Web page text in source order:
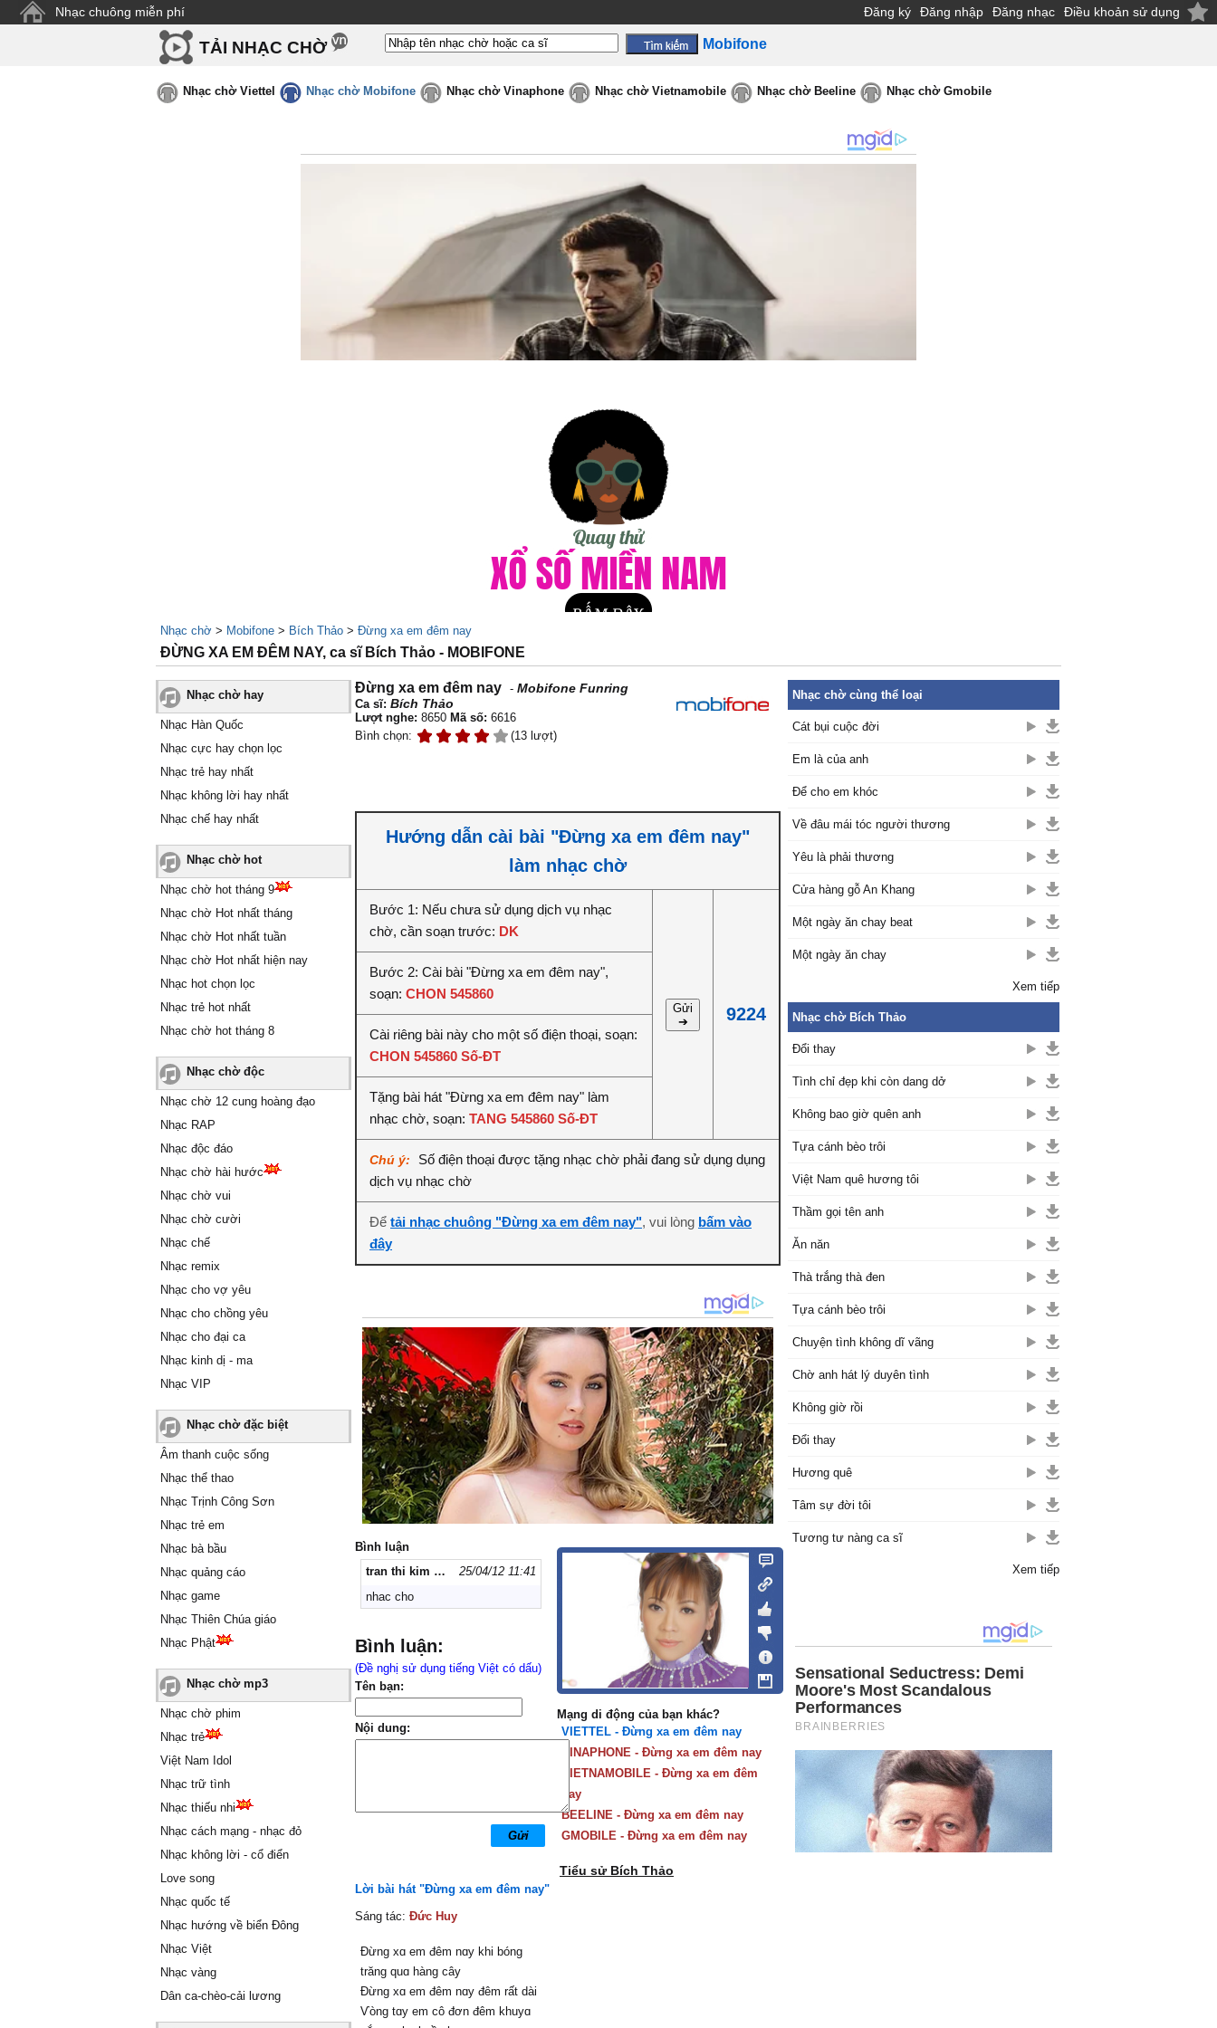
Nhạc chuông miễn phí Đăng ký Đăng nhập Đăng nhạc Điều khoản sử dụng
TẢI NHẠC CHỜ Mobifone
Nhạc chờ Viettel Nhạc chờ Mobifone Nhạc chờ Vinaphone Nhạc chờ Vietnamobile Nhạc chờ Beeline Nhạc chờ Gmobile
Nhạc chờ > Mobifone > Bích Thảo > Đừng xa em đêm nay
ĐỪNG XA EM ĐÊM NAY, ca sĩ Bích Thảo - MOBIFONE
Nhạc chờ hay
Nhạc Hàn Quốc
Nhạc cực hay chọn lọc
Nhạc trẻ hay nhất
Nhạc không lời hay nhất
Nhạc chế hay nhất
Nhạc chờ hot
Nhạc chờ hot tháng 9
Nhạc chờ Hot nhất tháng
Nhạc chờ Hot nhất tuần
Nhạc chờ Hot nhất hiện nay
Nhạc hot chọn lọc
Nhạc trẻ hot nhất
Nhạc chờ hot tháng 8
Nhạc chờ độc
Nhạc chờ 12 cung hoàng đạo
Nhạc RAP
Nhạc độc đáo
Nhạc chờ hài hước
Nhạc chờ vui
Nhạc chờ cười
Nhạc chế
Nhạc remix
Nhạc cho vợ yêu
Nhạc cho chồng yêu
Nhạc cho đại ca
Nhạc kinh dị - ma
Nhạc VIP
Nhạc chờ đặc biệt
Âm thanh cuộc sống
Nhạc thể thao
Nhạc Trịnh Công Sơn
Nhạc trẻ em
Nhạc bà bầu
Nhạc quảng cáo
Nhạc game
Nhạc Thiên Chúa giáo
Nhạc Phật
Nhạc chờ mp3
Nhạc chờ phim
Nhạc trẻ
Việt Nam Idol
Nhạc trữ tình
Nhạc thiếu nhi
Nhạc cách mạng - nhạc đỏ
Nhạc không lời - cổ điển
Love song
Nhạc quốc tế
Nhạc hướng về biển Đông
Nhạc Việt
Nhạc vàng
Dân ca-chèo-cải lương
Đừng xa em đêm nay - Mobifone Funring
Ca sĩ: Bích Thảo
Lượt nghe: 8650 Mã số: 6616
Bình chọn:
(13 lượt)
Hướng dẫn cài bài "Đừng xa em đêm nay"
làm nhạc chờ
Bước 1: Nếu chưa sử dụng dịch vụ nhạc
chờ, cần soạn trước: DK
Gửi
➔
9224
Bước 2: Cài bài "Đừng xa em đêm nay",
soạn: CHON 545860
Cài riêng bài này cho một số điện thoại, soạn:
CHON 545860 Số-ĐT
Tặng bài hát "Đừng xa em đêm nay" làm
nhạc chờ, soạn: TANG 545860 Số-ĐT
Chú ý:
Số điện thoại được tặng nhạc chờ phải đang sử dụng dụng
dịch vụ nhạc chờ
Để tải nhạc chuông "Đừng xa em đêm nay", vui lòng bấm vào
đây
Bình luận
tran thi kim oanh
25/04/12 11:41
nhac cho
Bình luận:
(Đề nghị sử dụng tiếng Việt có dấu)
Tên bạn:
Nội dung:
Mạng di động của bạn khác?
VIETTEL - Đừng xa em đêm nay
VINAPHONE - Đừng xa em đêm nay
VIETNAMOBILE - Đừng xa em đêm
nay
BEELINE - Đừng xa em đêm nay
GMOBILE - Đừng xa em đêm nay
Tiểu sử Bích Thảo
Lời bài hát "Đừng xa em đêm nay"
Sáng tác: Đức Huy
Đừng xɑ em đêm nɑу khi bóng
trăng quɑ hàng câу
Đừng xɑ em đêm nɑу đêm rất dài
Ѵòng tɑу em cô đơn đêm khuуɑ
Nhạc chờ cùng thể loại
Cát bụi cuộc đời
Em là của anh
Để cho em khóc
Về đâu mái tóc người thương
Yêu là phải thương
Cửa hàng gỗ An Khang
Một ngày ăn chay beat
Một ngày ăn chay
Xem tiếp
Nhạc chờ Bích Thảo
Đổi thay
Tình chỉ đẹp khi còn dang dở
Không bao giờ quên anh
Tựa cánh bèo trôi
Việt Nam quê hương tôi
Thầm gọi tên anh
Ăn năn
Thà trắng thà đen
Tựa cánh bèo trôi
Chuyện tình không dĩ vãng
Chờ anh hát lý duyên tình
Không giờ rồi
Đổi thay
Hương quê
Tâm sự đời tôi
Tương tư nàng ca sĩ
Xem tiếp